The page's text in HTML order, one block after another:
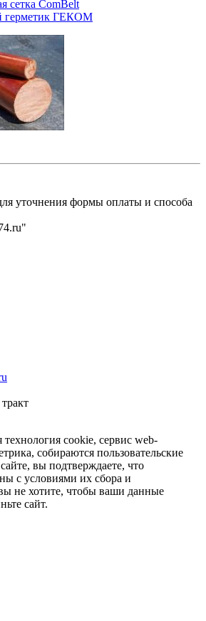
сетка ComBelt
ГЕКОМ
уточнения формы оплаты и способа
технология cookie, сервис web-
собираются пользовательские
вы подтверждаете, что
с условиями их сбора и
не хотите, чтобы ваши данные
сайт.